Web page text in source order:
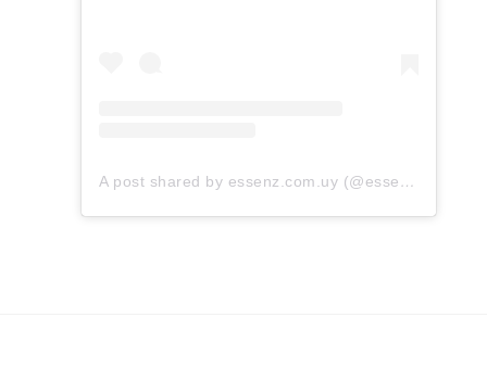
A post shared by essenz.com.uy (@essenz.com.uy)